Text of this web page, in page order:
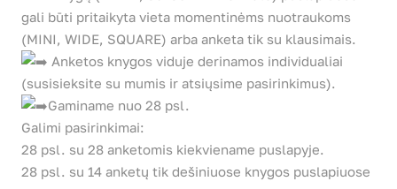
gali būti pritaikyta vieta momentinėms nuotraukoms
(MINI, WIDE, SQUARE) arba anketa tik su klausimais.
Anketos knygos viduje derinamos individualiai
(susisieksite su mumis ir atsiųsime pasirinkimus).
Gaminame nuo 28 psl.
Galimi pasirinkimai:
28 psl. su 28 anketomis kiekviename puslapyje.
28 psl. su 14 anketų tik dešiniuose knygos puslapiuose